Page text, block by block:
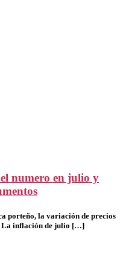
numero en julio y
porteño, la variación de precios
La inflación de julio […]